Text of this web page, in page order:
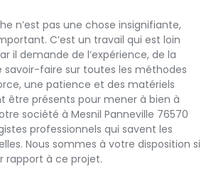
n’est pas une chose insignifiante,
C’est un travail qui est loin
il demande de l’expérience, de la
savoir-faire sur toutes les méthodes
une patience et des matériels
être présents pour mener à bien à
société à Mesnil Panneville 76570
professionnels qui savent les
Nous sommes à votre disposition si
rapport à ce projet.